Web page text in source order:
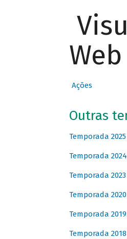
Web
Ações
Outras
Temporada 2025
Temporada 2024
Temporada 2023
Temporada 2020
Temporada 2019
Temporada 2018